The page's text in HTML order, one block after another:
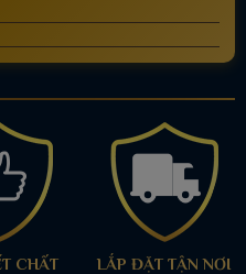
CHẤT
LẮP ĐẶT TẬN NƠI